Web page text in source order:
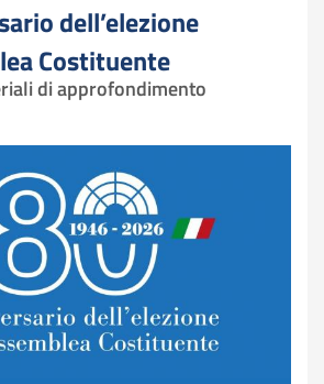
dell’elezione
Costituente
di approfondimento